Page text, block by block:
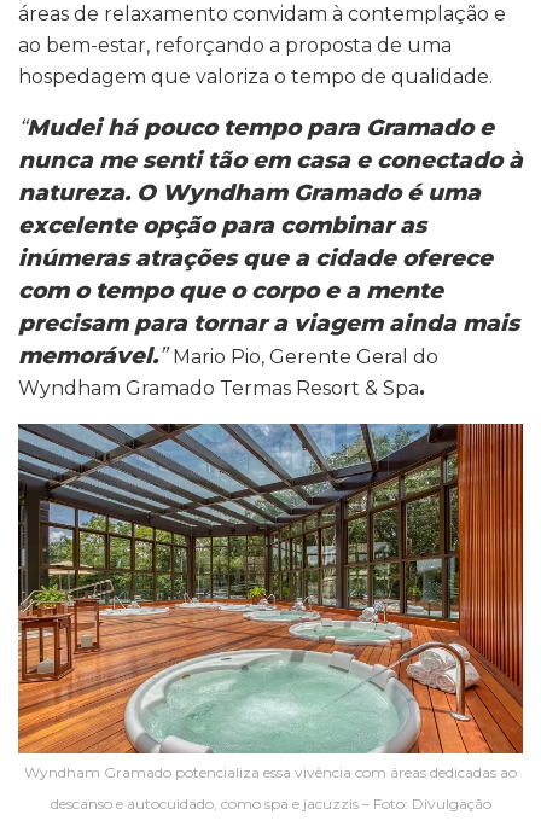
áreas de relaxamento convidam à contemplação e
ao bem-estar, reforçando a proposta de uma
hospedagem que valoriza o tempo de qualidade.
“Mudei há pouco tempo para Gramado e
nunca me senti tão em casa e conectado à
natureza. O Wyndham Gramado é uma
excelente opção para combinar as
inúmeras atrações que a cidade oferece
com o tempo que o corpo e a mente
precisam para tornar a viagem ainda mais
memorável.”Mario Pio, Gerente Geral do
Wyndham Gramado Termas Resort & Spa.
Wyndham Gramado potencializa essa vivência com áreas dedicadas ao
descanso e autocuidado, como spa e jacuzzis – Foto: Divulgação